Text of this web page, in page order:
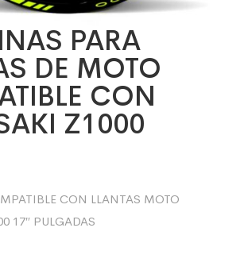
PARA
DE MOTO
CON
Z1000
CON LLANTAS MOTO
17″ PULGADAS